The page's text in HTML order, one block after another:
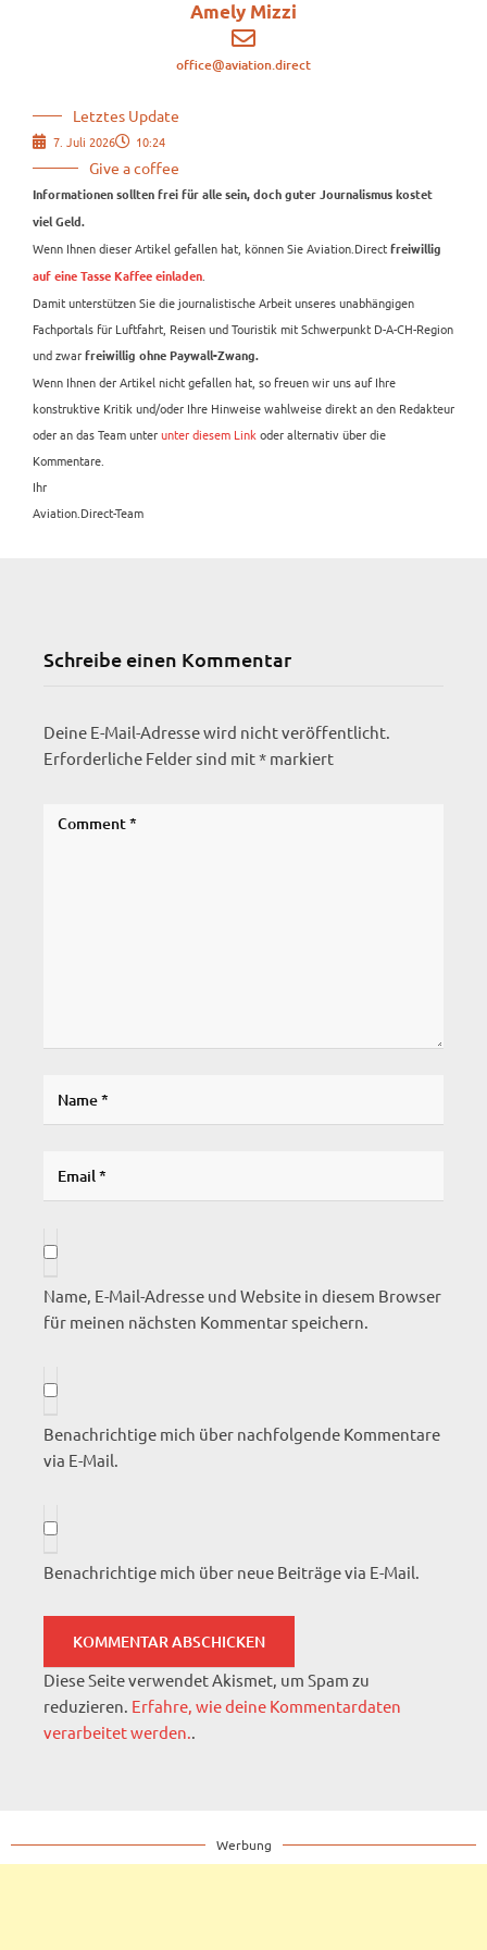
Amely Mizzi
office@aviation.direct
Letztes Update
7. Juli 2026 10:24
Give a coffee
Informationen sollten frei für alle sein, doch guter Journalismus kostet
viel Geld.
Wenn Ihnen dieser Artikel gefallen hat, können Sie Aviation.Direct freiwillig
auf eine Tasse Kaffee einladen
Damit unterstützen Sie die journalistische Arbeit unseres unabhängigen
Fachportals für Luftfahrt, Reisen und Touristik mit Schwerpunkt D-A-CH-Region
und zwar freiwillig ohne Paywall-Zwang.
Wenn Ihnen der Artikel nicht gefallen hat, so freuen wir uns auf Ihre
konstruktive Kritik und/oder Ihre Hinweise wahlweise direkt an den Redakteur
oder an das Team unterunter diesem Link oder alternativ über die
Kommentare.
Ihr
Aviation.Direct-Team
Schreibe einen Kommentar
Deine E-Mail-Adresse wird nicht veröffentlicht.
Erforderliche Felder sind mit* markiert
Name, E-Mail-Adresse und Website in diesem Browser
für meinen nächsten Kommentar speichern.
Benachrichtige mich über nachfolgende Kommentare
via E-Mail.
Benachrichtige mich über neue Beiträge via E-Mail.
Diese Seite verwendet Akismet, um Spam zu
reduzieren. Erfahre, wie deine Kommentardaten
verarbeitet werden..
Werbung